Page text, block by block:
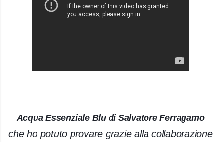
Acqua Essenziale Blu di Salvatore Ferragamo
che ho potuto provare grazie alla collaborazione